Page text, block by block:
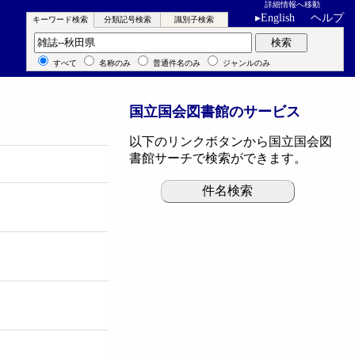
詳細情報へ移動
▸English ヘルプ
キーワード検索 分類記号検索 識別子検索
キーワード検索 検索
すべて 名称のみ 普通件名のみ ジャンルのみ
国立国会図書館のサービス
以下のリンクボタンから国立国会図
書館サーチで検索ができます。
件名検索